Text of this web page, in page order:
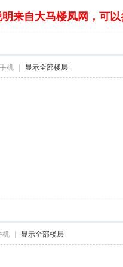
来自大马楼凤网，可以
机 显示全部楼层
机 显示全部楼层